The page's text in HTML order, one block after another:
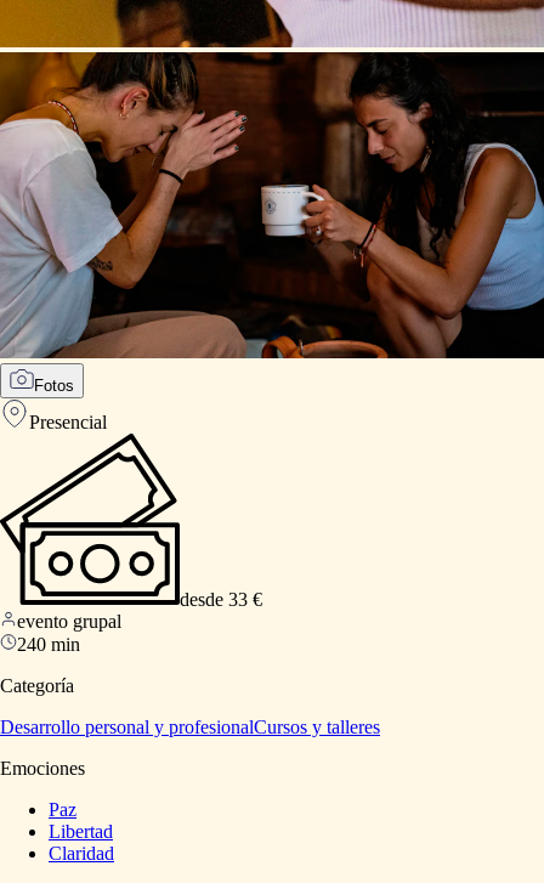
Fotos
Presencial
desde 33 €
evento grupal
240 min
Categoría
Desarrollo personal y profesionalCursos y talleres
Emociones
Paz
Libertad
Claridad